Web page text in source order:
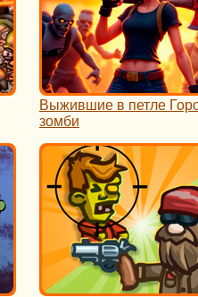
Выжившие в петле
зомби